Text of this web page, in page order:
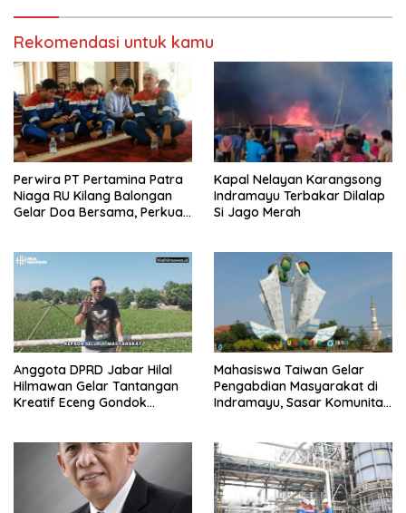
Rekomendasi untuk kamu
Perwira PT Pertamina Patra
Niaga RU Kilang Balongan
Gelar Doa Bersama, Perkuat
Kapal Nelayan Karangsong
Indramayu Terbakar Dilalap
Si Jago Merah
Anggota DPRD Jabar Hilal
Hilmawan Gelar Tantangan
Kreatif Eceng Gondok
Mahasiswa Taiwan Gelar
Pengabdian Masyarakat di
Indramayu, Sasar Komunitas